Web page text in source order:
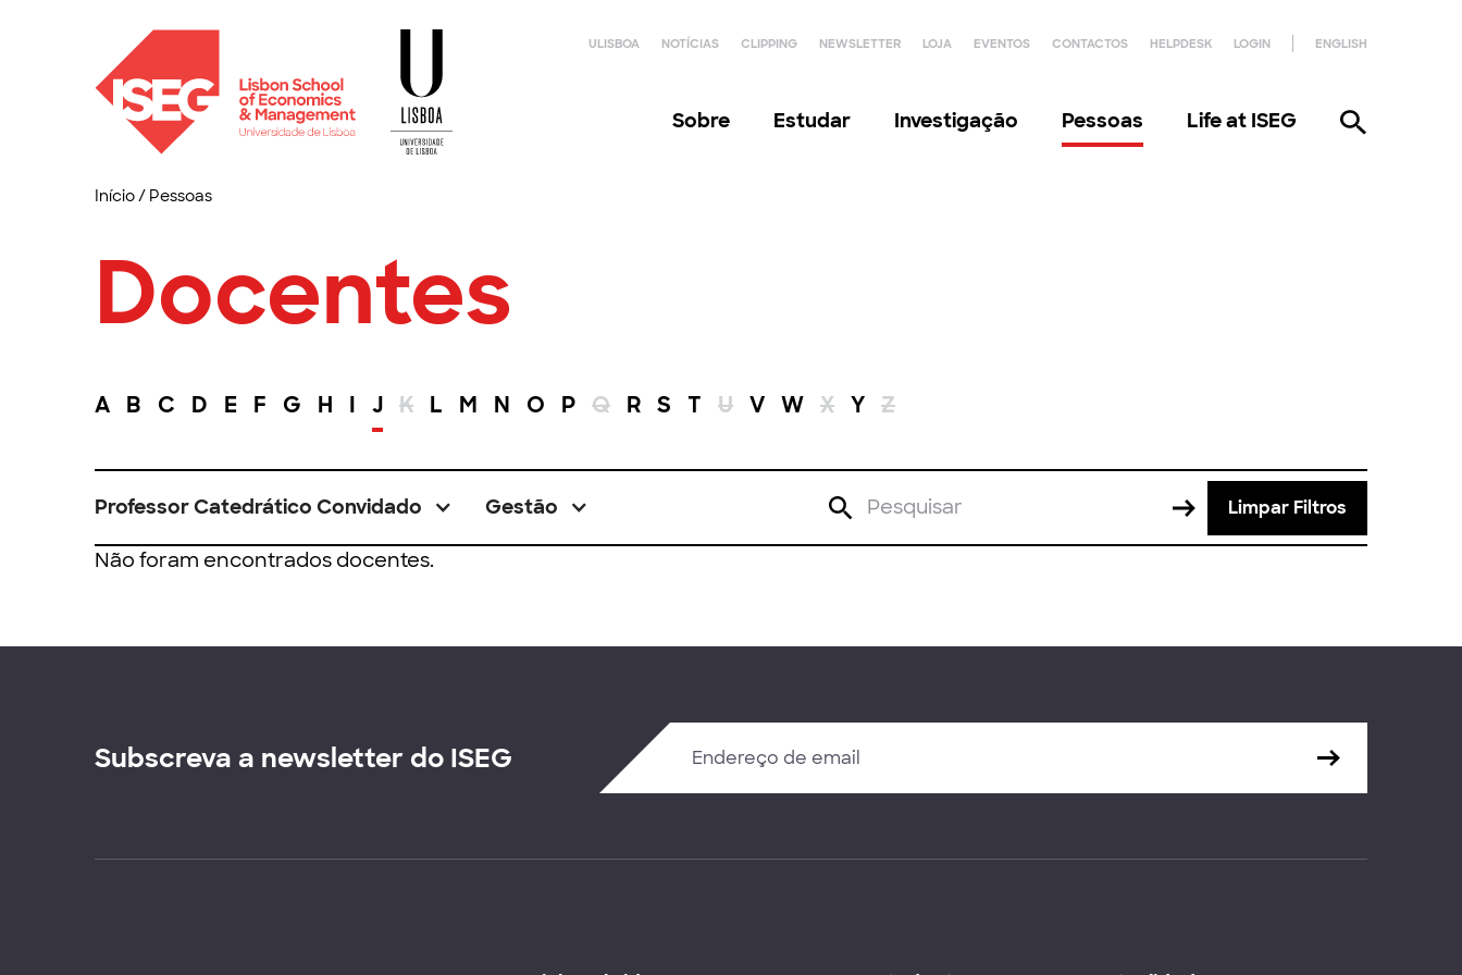
ULISBOA NOTÍCIAS CLIPPING NEWSLETTER LOJA EVENTOS CONTACTOS HELPDESK LOGIN ENGLISH
Sobre Estudar Investigação Pessoas Life at ISEG
Início/ Pessoas
Docentes
A B C D E F G H I J K L M N O P Q R S T U V W X Y Z
Professor Catedrático Convidado Gestão Limpar Filtros
Não foram encontrados docentes.
Subscreva a newsletter do ISEG